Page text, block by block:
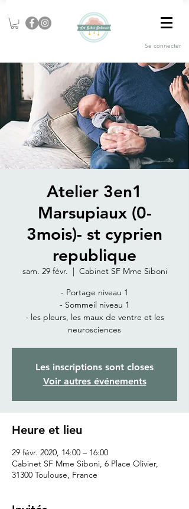
Se connecter
Atelier 3en1
Marsupiaux (0-
3mois)- st cyprien
republique
sam. 29 févr.
  |
Cabinet SF Mme Siboni
- Portage niveau 1
- Sommeil niveau 1
- les pleurs, les maux de ventre et les
neurosciences
Les inscriptions sont closes
Voir autres événements
Heure et lieu
29 févr. 2020, 14:00 – 16:00
Cabinet SF Mme Siboni, 6 Place Olivier,
31300 Toulouse, France